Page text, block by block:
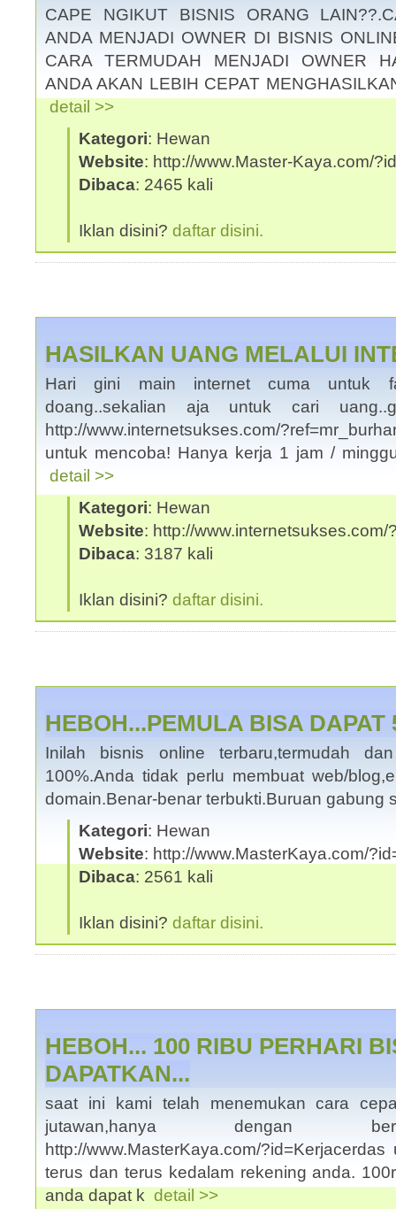
CAPE NGIKUT BISNIS ORANG
ANDA MENJADI OWNER DI BISNIS
CARA TERMUDAH MENJADI OWNER
ANDA AKAN LEBIH CEPAT
detail >>
Kategori: Hewan
Website: http://www.Master-Kaya.com/
Dibaca: 2465 kali
Iklan disini? daftar disini.
HASILKAN UANG MELALUI
Hari gini main internet cuma untuk
doang..sekalian aja untuk cari
http://www.internetsukses.com/
untuk mencoba! Hanya kerja 1 jam /
detail >>
Kategori: Hewan
Website: http://www.internetsukses.com/
Dibaca: 3187 kali
Iklan disini? daftar disini.
HEBOH...PEMULA BISA DAPAT
Inilah bisnis online terbaru,termudah
100%.Anda tidak perlu membuat web/
domain.Benar-benar terbukti.Buruan
Kategori: Hewan
Website: http://www.MasterKaya.com/
Dibaca: 2561 kali
Iklan disini? daftar disini.
HEBOH... 100 RIBU PERHARI
DAPATKAN...
saat ini kami telah menemukan cara
jutawan,hanya dengan
http://www.MasterKaya.com/
terus dan terus kedalam rekening anda.
anda dapat k detail >>